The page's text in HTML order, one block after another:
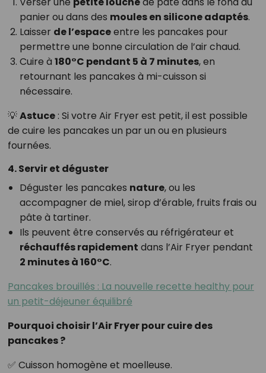
panier ou dans des moules en silicone adaptés.
Laisser de l’espaceentre les pancakes pour
permettre une bonne circulation de l’air chaud.
Cuire à 180°C pendant 5 à 7 minutes, en
retournant les pancakes à mi-cuisson si
nécessaire.
💡Astuce: Si votre Air Fryer est petit, il est possible
de cuire les pancakes un par un ou en plusieurs
fournées.
4. Servir et déguster
Déguster les pancakes nature, ou les
accompagner de miel, sirop d’érable, fruits frais ou
pâte à tartiner.
Ils peuvent être conservés au réfrigérateur et
réchauffés rapidement dans l’Air Fryer pendant
2 minutes à 160°C.
Pancakes brouillés : La nouvelle recette healthy pour
un petit-déjeuner équilibré
Pourquoi choisir l’Air Fryer pour cuire des
pancakes ?
✅ Cuisson homogène et moelleuse.